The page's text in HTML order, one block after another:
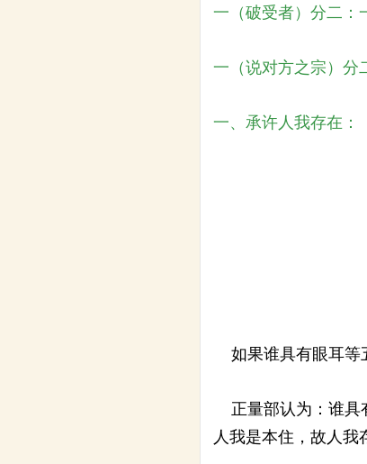
一（破受者）分二：
一（说对方之宗）分
一、承许人我存在：
如果谁具有眼耳等
正量部认为：谁具
人我是本住，故人我